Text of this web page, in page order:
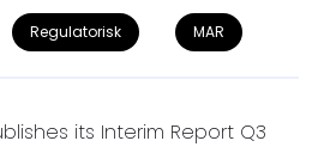
Regulatorisk MAR
its Interim Report Q3